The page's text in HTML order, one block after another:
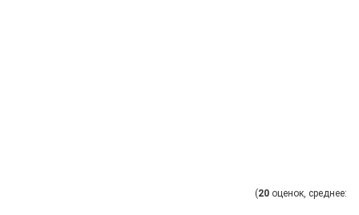
(20 оценок, среднее: